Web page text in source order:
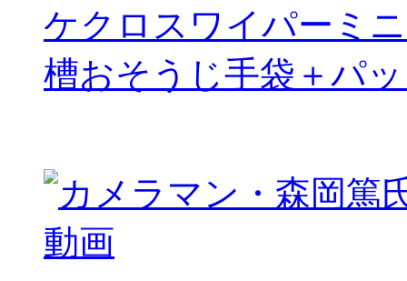
ケクロスワイパーミ
槽おそうじ手袋＋パ